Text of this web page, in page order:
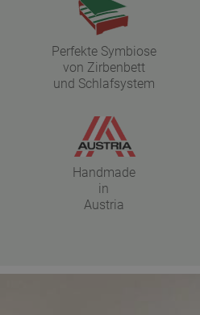
Perfekte Symbiose
von Zirbenbett
und Schlafsystem
Handmade
in
Austria